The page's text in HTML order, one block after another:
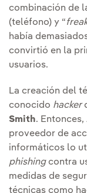
combinación de
(teléfono) y “
había
convirtió en la
usuarios.
La creación del
conocido hacker
Smith.
proveedor de
informáticos lo
phishingcontra
medidas de
técnicas como